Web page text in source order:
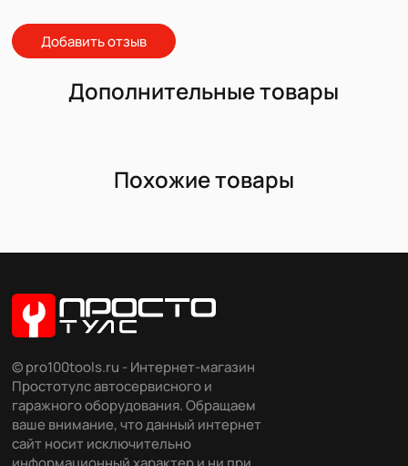
Добавить отзыв
Дополнительные товары
Похожие товары
© pro100tools.ru - Интернет-магазин
Простотулс автосервисного и
гаражного оборудования. Обращаем
ваше внимание, что данный интернет
сайт носит исключительно